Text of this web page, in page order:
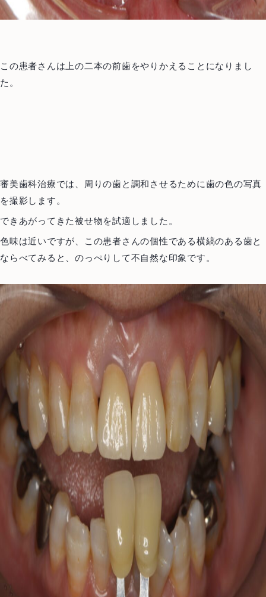
この患者さんは上の二本の前歯をやりかえることになりまし
た。
審美歯科治療では、周りの歯と調和させるために歯の色の写真
を撮影します。
できあがってきた被せ物を試適しました。
色味は近いですが、この患者さんの個性である横縞のある歯と
ならべてみると、のっぺりして不自然な印象です。